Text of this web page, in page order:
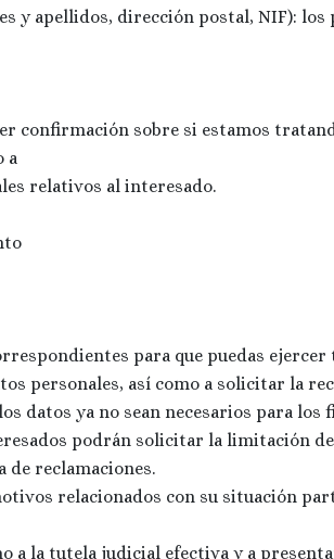
y apellidos, dirección postal, NIF):
confirmación sobre si estamos
a
relativos al interesado.
para que puedas ejercer
personales, así como a solicitar la
datos ya no sean necesarios para los
podrán solicitar la limitación
de reclamaciones.
relacionados con su situación
a la tutela judicial efectiva y a